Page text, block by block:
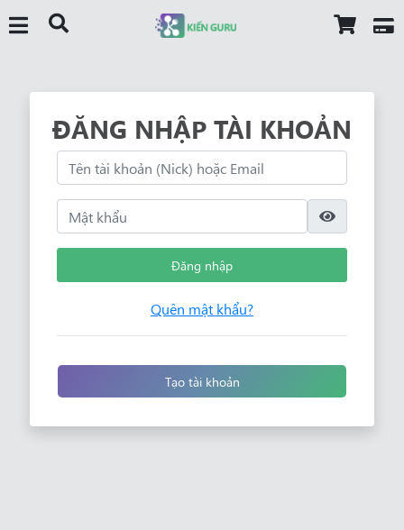
ĐĂNG NHẬP TÀI KHOẢN
Đăng nhập
Quên mật khẩu?
Tạo tài khoản